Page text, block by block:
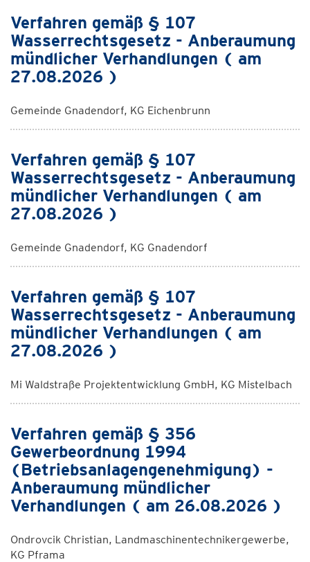
Verfahren gemäß § 107
Wasserrechtsgesetz - Anberaumung
mündlicher Verhandlungen ( am
27.08.2026 )
Gemeinde Gnadendorf, KG Eichenbrunn
Verfahren gemäß § 107
Wasserrechtsgesetz - Anberaumung
mündlicher Verhandlungen ( am
27.08.2026 )
Gemeinde Gnadendorf, KG Gnadendorf
Verfahren gemäß § 107
Wasserrechtsgesetz - Anberaumung
mündlicher Verhandlungen ( am
27.08.2026 )
Mi Waldstraße Projektentwicklung GmbH, KG Mistelbach
Verfahren gemäß § 356
Gewerbeordnung 1994
(Betriebsanlagengenehmigung) -
Anberaumung mündlicher
Verhandlungen ( am 26.08.2026 )
Ondrovcik Christian, Landmaschinentechnikergewerbe,
KG Pframa